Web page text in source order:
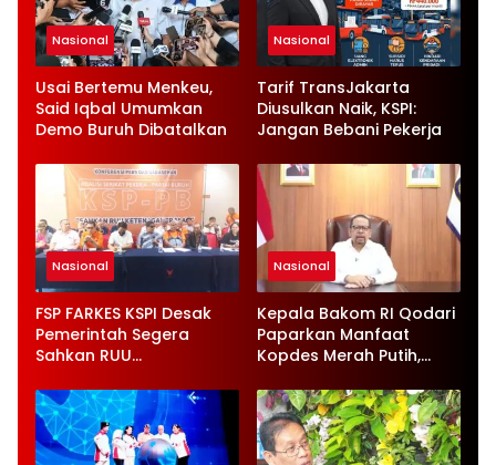
Nasional
Usai Bertemu Menkeu,
Said Iqbal Umumkan
Demo Buruh Dibatalkan
Nasional
Tarif TransJakarta
Diusulkan Naik, KSPI:
Jangan Bebani Pekerja
Nasional
FSP FARKES KSPI Desak
Pemerintah Segera
Sahkan RUU
Nasional
Kepala Bakom RI Qodari
Paparkan Manfaat
Kopdes Merah Putih,
Kerja